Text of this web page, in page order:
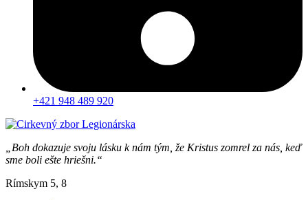
+421 948 489 920
„Boh dokazuje svoju lásku k nám tým, že Kristus zomrel za nás, keď
sme boli ešte hriešni.“
Rímskym 5, 8